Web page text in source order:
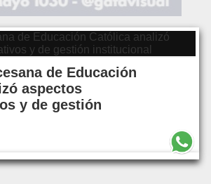
de Educación
aspectos
y de gestión